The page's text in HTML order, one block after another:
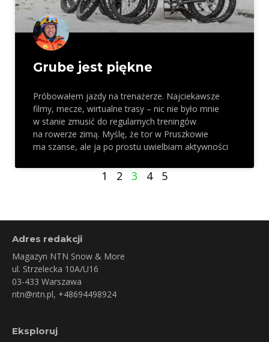
Grube jest piękne
Próbowałem jazdy na trenażerze. Najciekawsze
filmy, mecze, wirtualne trasy – nic nie było mnie
w stanie zmusić do regularnych treningów
na rowerze zimą. Myślę, że tor w Pruszkowie
ma szanse, ale ja po prostu uwielbiam aktywności
1 2 3 4 5
Adres redakcji
Magazyn NTN Snow & More
ul. Strzelecka 10A/U16
03-433 Warszawa
ntn@ntn.pl, +48694498924
Eksploruj